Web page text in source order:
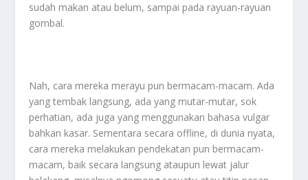
sudah makan atau belum, sampai pada rayuan-rayuan
gombal.
Nah, cara mereka merayu pun bermacam-macam. Ada
yang tembak langsung, ada yang mutar-mutar, sok
perhatian, ada juga yang menggunakan bahasa vulgar
bahkan kasar. Sementara secara offline, di dunia nyata,
cara mereka melakukan pendekatan pun bermacam-
macam, baik secara langsung ataupun lewat jalur